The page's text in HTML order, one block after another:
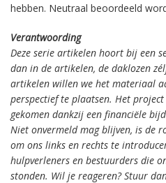
hebben. Neutraal beoordeeld
Verantwoording
Deze serie artikelen hoort bij een
dan in de artikelen, de daklozen
artikelen willen we het materiaal
perspectief te plaatsen. Het
gekomen dankzij een financiële
Niet onvermeld mag blijven, is de
om ons links en rechts te
hulpverleners en bestuurders die
stonden. Wil je reageren? Stuur